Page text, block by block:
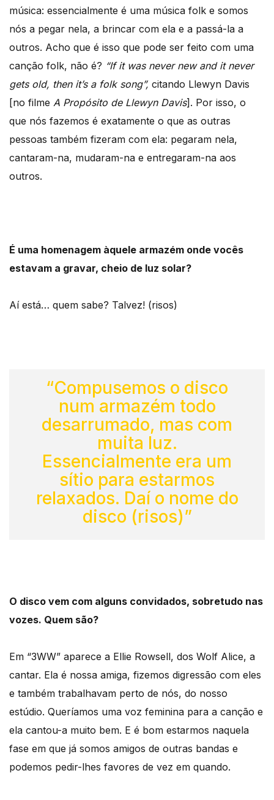
música: essencialmente é uma música folk e somos
nós a pegar nela, a brincar com ela e a passá-la a
outros. Acho que é isso que pode ser feito com uma
canção folk, não é? “If it was never new and it never
gets old, then it’s a folk song”, citando Llewyn Davis
[no filme A Propósito de Llewyn Davis]. Por isso, o
que nós fazemos é exatamente o que as outras
pessoas também fizeram com ela: pegaram nela,
cantaram-na, mudaram-na e entregaram-na aos
outros.
É uma homenagem àquele armazém onde vocês
estavam a gravar, cheio de luz solar?
Aí está… quem sabe? Talvez! (risos)
“Compusemos o disco
num armazém todo
desarrumado, mas com
muita luz.
Essencialmente era um
sítio para estarmos
relaxados. Daí o nome do
disco (risos)”
O disco vem com alguns convidados, sobretudo nas
vozes. Quem são?
Em “3WW” aparece a Ellie Rowsell, dos Wolf Alice, a
cantar. Ela é nossa amiga, fizemos digressão com eles
e também trabalhavam perto de nós, do nosso
estúdio. Queríamos uma voz feminina para a canção e
ela cantou-a muito bem. E é bom estarmos naquela
fase em que já somos amigos de outras bandas e
podemos pedir-lhes favores de vez em quando.